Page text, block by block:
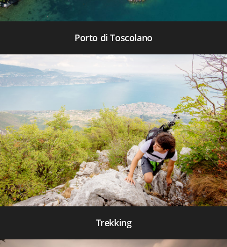
Porto di Toscolano
Trekking